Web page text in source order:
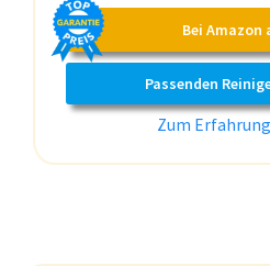
Bei Amazon
Passenden
Zum